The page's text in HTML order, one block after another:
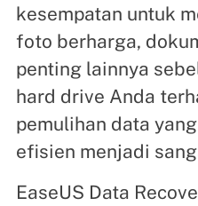
kesempatan untuk
foto berharga,
penting lainnya
hard drive Anda
pemulihan data
efisien menjadi
EaseUS Data